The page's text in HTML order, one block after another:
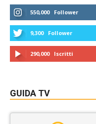
550,000 Follower
9,300 Follower
290,000 Iscritti
GUIDA TV